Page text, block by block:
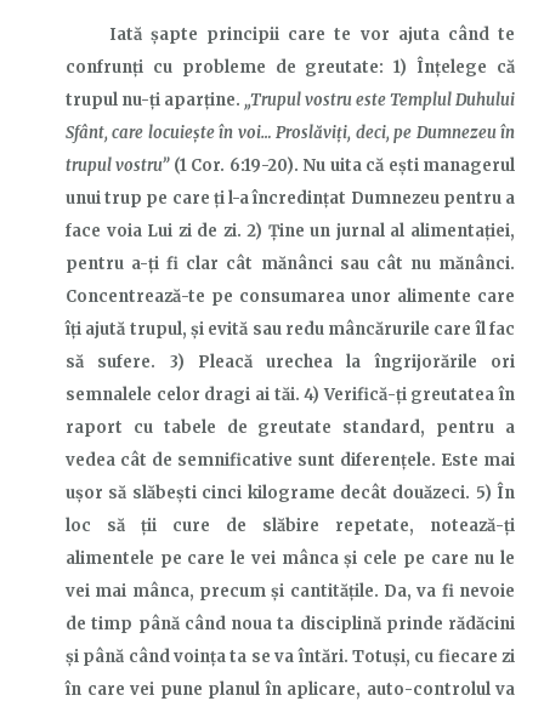
Iată șapte principii care te vor ajuta când te
confrunți cu probleme de greutate: 1) Înțelege că
trupul nu-ți aparține. „Trupul vostru este Templul Duhului
Sfânt, care locuieşte în voi… Proslăviți, deci, pe Dumnezeu în
trupul vostru”(1 Cor. 6:19-20). Nu uita că ești managerul
unui trup pe care ți l-a încredințat Dumnezeu pentru a
face voia Lui zi de zi. 2) Ține un jurnal al alimentației,
pentru a-ţi fi clar cât mănânci sau cât nu mănânci.
Concentrează-te pe consumarea unor alimente care
îți ajută trupul, și evită sau redu mâncărurile care îl fac
să sufere. 3) Pleacă urechea la îngrijorările ori
semnalele celor dragi ai tăi. 4) Verifică-ți greutatea în
raport cu tabele de greutate standard, pentru a
vedea cât de semnificative sunt diferenţele. Este mai
ușor să slăbești cinci kilograme decât douăzeci. 5) În
loc să ții cure de slăbire repetate, notează-ți
alimentele pe care le vei mânca și cele pe care nu le
vei mai mânca, precum și cantitățile. Da, va fi nevoie
de timp până când noua ta disciplină prinde rădăcini
și până când voința ta se va întări. Totuși, cu fiecare zi
în care vei pune planul în aplicare, auto-controlul va